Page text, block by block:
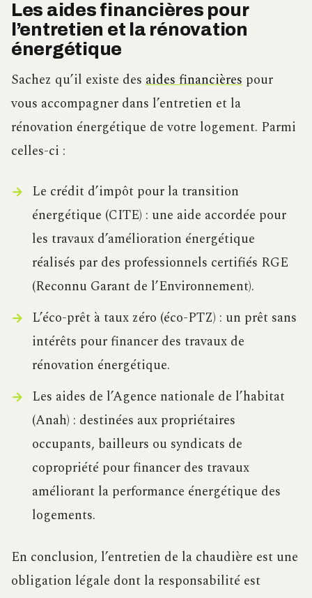
Les aides financières pour
l’entretien et la rénovation
énergétique
Sachez qu’il existe des aides financières pour
vous accompagner dans l’entretien et la
rénovation énergétique de votre logement. Parmi
celles-ci :
Le crédit d’impôt pour la transition
énergétique (CITE) : une aide accordée pour
les travaux d’amélioration énergétique
réalisés par des professionnels certifiés RGE
(Reconnu Garant de l’Environnement).
L’éco-prêt à taux zéro (éco-PTZ) : un prêt sans
intérêts pour financer des travaux de
rénovation énergétique.
Les aides de l’Agence nationale de l’habitat
(Anah) : destinées aux propriétaires
occupants, bailleurs ou syndicats de
copropriété pour financer des travaux
améliorant la performance énergétique des
logements.
En conclusion, l’entretien de la chaudière est une
obligation légale dont la responsabilité est